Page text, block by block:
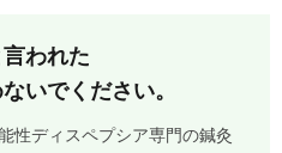
言われた
いでください。
性ディスペプシア専門の鍼灸